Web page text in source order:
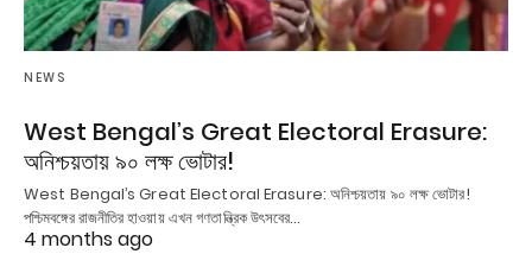
NEWS
West Bengal’s Great Electoral Erasure:
অনিশ্চয়তায় ৯০ লক্ষ ভোটার!
West Bengal’s Great Electoral Erasure: অনিশ্চয়তায় ৯০ লক্ষ ভোটার!
পশ্চিমবঙ্গের রাজনীতির হাওয়ায় এখন গণতান্ত্রিক উৎসবের…
4 months ago